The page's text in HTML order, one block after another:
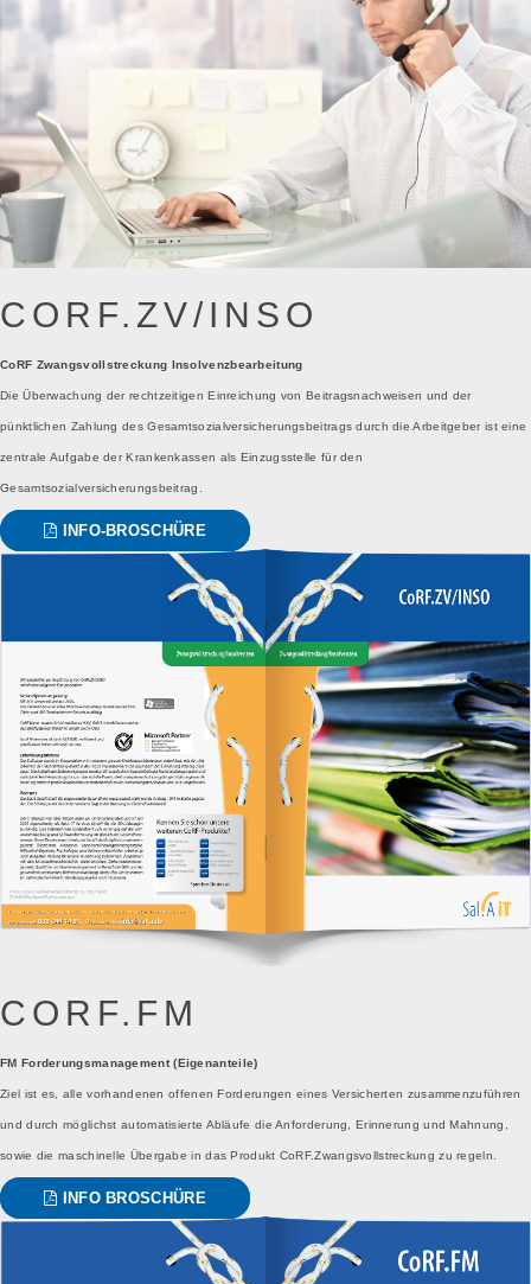
CORF.ZV/INSO
CoRF Zwangsvollstreckung Insolvenzbearbeitung
Die Überwachung der rechtzeitigen Einreichung von Beitragsnachweisen und der
pünktlichen Zahlung des Gesamtsozialversicherungsbeitrags durch die Arbeitgeber ist eine
zentrale Aufgabe der Krankenkassen als Einzugsstelle für den
Gesamtsozialversicherungsbeitrag.
INFO-BROSCHÜRE
CORF.FM
FM Forderungsmanagement (Eigenanteile)
Ziel ist es, alle vorhandenen offenen Forderungen eines Versicherten zusammenzuführen
und durch möglichst automatisierte Abläufe die Anforderung, Erinnerung und Mahnung,
sowie die maschinelle Übergabe in das Produkt CoRF.Zwangsvollstreckung zu regeln.
INFO BROSCHÜRE